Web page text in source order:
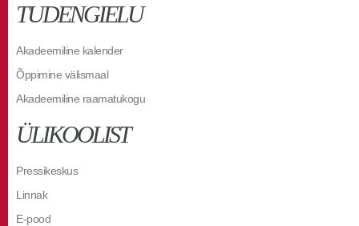
TUDENGIELU
Akadeemiline kalender
Õppimine välismaal
Akadeemiline raamatukogu
ÜLIKOOLIST
Pressikeskus
Linnak
E-pood